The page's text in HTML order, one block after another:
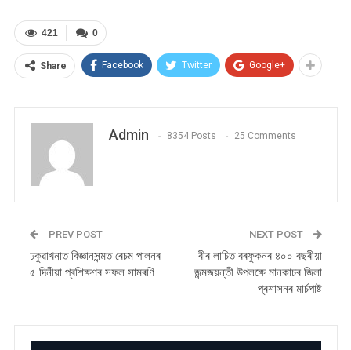
0
421
Share Facebook Twitter Google+
Admin 8354 Posts 25 Comments
PREV POST
ঢকুৱাখনাত বিজ্ঞানসন্মত ৰেচম পালনৰ
৫ দিনীয়া প্ৰশিক্ষণৰ সফল সামৰণি
NEXT POST
বীৰ লাচিত বৰফুকনৰ ৪০০ বছৰীয়া
জন্মজয়ন্তী উপলক্ষে মানকাচৰ জিলা
প্ৰশাসনৰ মাৰ্চপাষ্ট